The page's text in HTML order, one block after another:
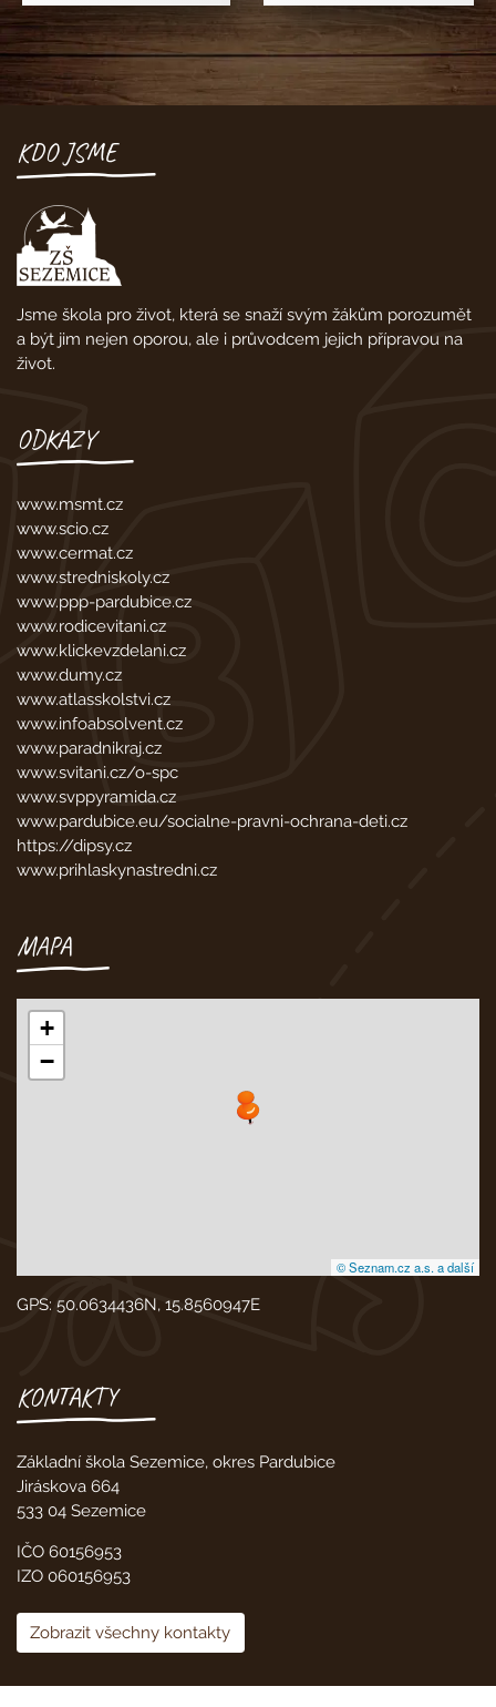
KDO JSME
Jsme škola pro život, která se snaží svým žákům porozumět
a být jim nejen oporou, ale i průvodcem jejich přípravou na
život.
ODKAZY
www.msmt.cz
www.scio.cz
www.cermat.cz
www.stredniskoly.cz
www.ppp-pardubice.cz
www.rodicevitani.cz
www.klickevzdelani.cz
www.dumy.cz
www.atlasskolstvi.cz
www.infoabsolvent.cz
www.paradnikraj.cz
www.svitani.cz/o-spc
www.svppyramida.cz
www.pardubice.eu/socialne-pravni-ochrana-deti.cz
https://dipsy.cz
www.prihlaskynastredni.cz
MAPA
+
−
© Seznam.cz a.s. a další
GPS: 50.0634436N, 15.8560947E
KONTAKTY
Základní škola Sezemice, okres Pardubice
Jiráskova 664
533 04 Sezemice
IČO 60156953
IZO 060156953
Zobrazit všechny kontakty